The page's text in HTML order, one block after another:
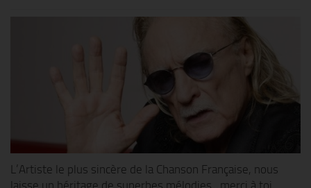
L’Artiste le plus sincère de la Chanson Française, nous
laisse un héritage de superbes mélodies…merci à toi